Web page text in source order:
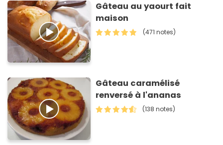
Gâteau au yaourt fait
maison
(471 notes)
Gâteau caramélisé
renversé à l'ananas
(138 notes)